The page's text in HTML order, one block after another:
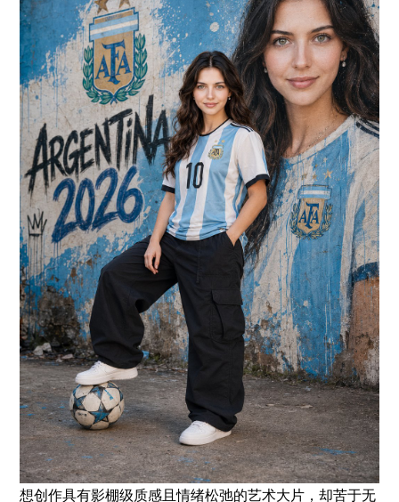
想创作具有影棚级质感且情绪松弛的艺术大片，却苦于无